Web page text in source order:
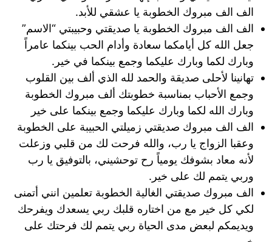
الف الف مبروك الخطوبة يا عشقي للأبد.
الف الف مبروك الخطوبة يا صديقتي وحبيبتي “الاسم”
جعل الله كل أيامكما سعادة وأدام الحب بينكما عامراً
وبارك لكما وبارك عليكما وجمع بينكما في خير.
تهانينا لأحلى صديقة والحمد لله الذي ألف بين القلوب
وجمع الأحباب بمناسبة خطوبتك ألف مبروك الخطوبة
وبارك الله لكما وبارك عليكما وجمع بينكما على خير
الف الف مبروك صديقتي زميلتي الحبيبة على الخطوبة
وعقبا الزواج يا رب، والله فرحت لك من قلبي وزعلت
لأنه معاد بشوفك يومياً رح توحشيني، بالتوفيق يا رب
وربي يتمم لك على خير.
الف مبروك صديقتي الغالية الخطوبة تعلمين انني أتمنى
لكي كل خير مع من اختاره قلبك ربي يسعدك ويفرحك
ويديمكم لبعض مدى الحياة ربي يتمم لك فرحتك على